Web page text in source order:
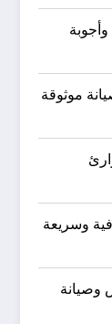
موثوقة
وسريعة
وصيانة